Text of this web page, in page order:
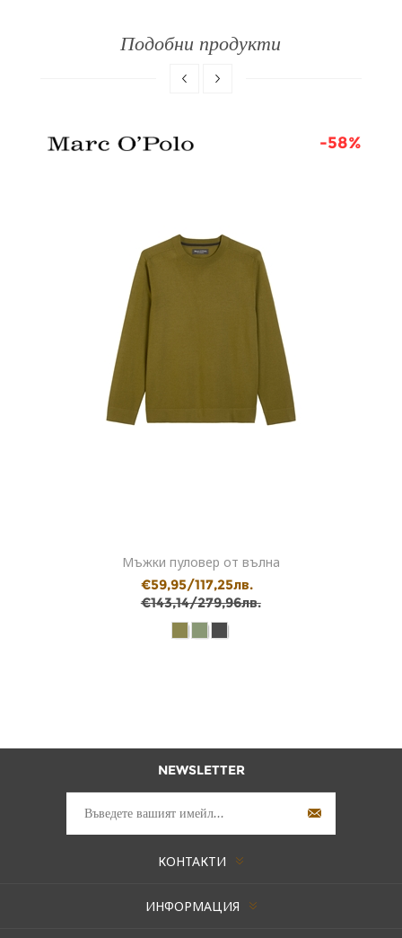
Подобни продукти
-58%
Мъжки пуловер от вълна
€59,95/117,25лв.
€143,14/279,96лв.
NEWSLETTER
КОНТАКТИ
ИНФОРМАЦИЯ